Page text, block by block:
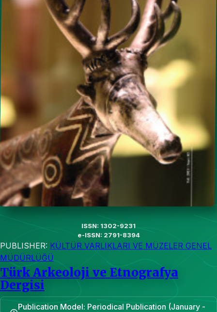
ISSN: 1302-9231
e-ISSN: 2791-8394
PUBLISHER: KÜLTÜR VARLIKLARI VE MÜZELER GENEL
MÜDÜRLÜĞÜ
Türk Arkeoloji ve Etnografya
Dergisi
Publication Model: Periodical Publication (January -